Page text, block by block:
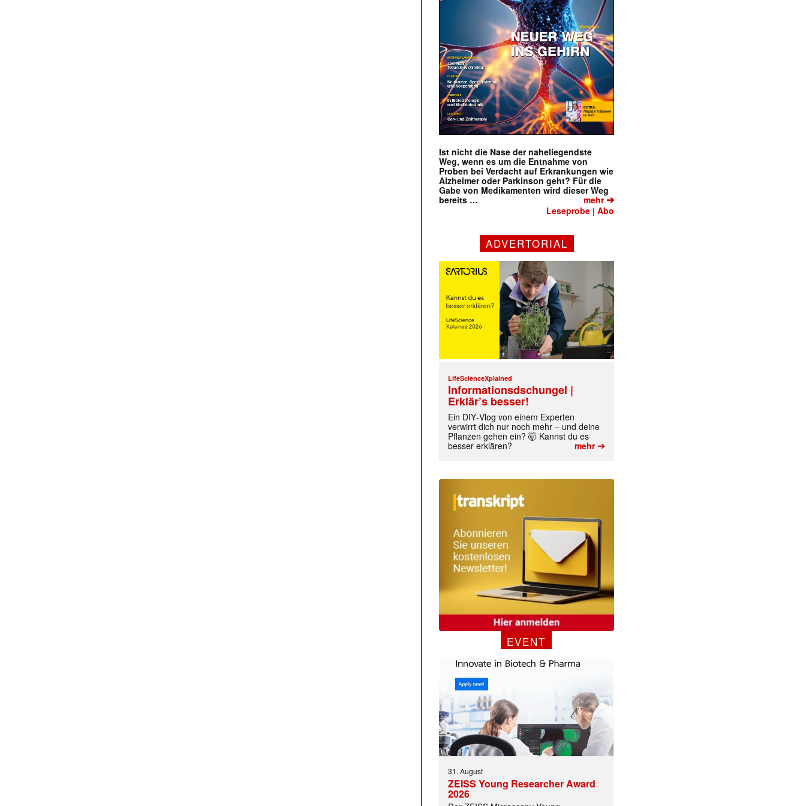
Ist nicht die Nase der naheliegendste
Weg, wenn es um die Entnahme von
Proben bei Verdacht auf Erkrankungen wie
Alzheimer oder Parkinson geht? Für die
Gabe von Medikamenten wird dieser Weg
bereits …
mehr➔
Leseprobe |Abo
ADVERTORIAL
LifeScienceXplained
Informationsdschungel |
Erklär’s besser!
Ein DIY‑Vlog von einem Experten
verwirrt dich nur noch mehr – und deine
Pflanzen gehen ein? 🤯 Kannst du es
besser erklären?
mehr➔
EVENT
31. August
ZEISS Young Researcher Award
2026